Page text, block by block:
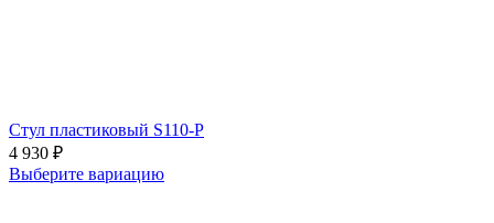
Стул пластиковый S110-P
4 930 ₽
Выберите вариацию